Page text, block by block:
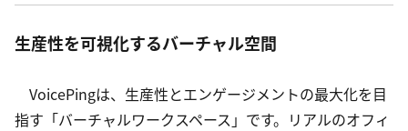
生産性を可視化するバーチャル空間
VoicePingは、生産性とエンゲージメントの最大化を目
指す「バーチャルワークスペース」です。リアルのオフィ